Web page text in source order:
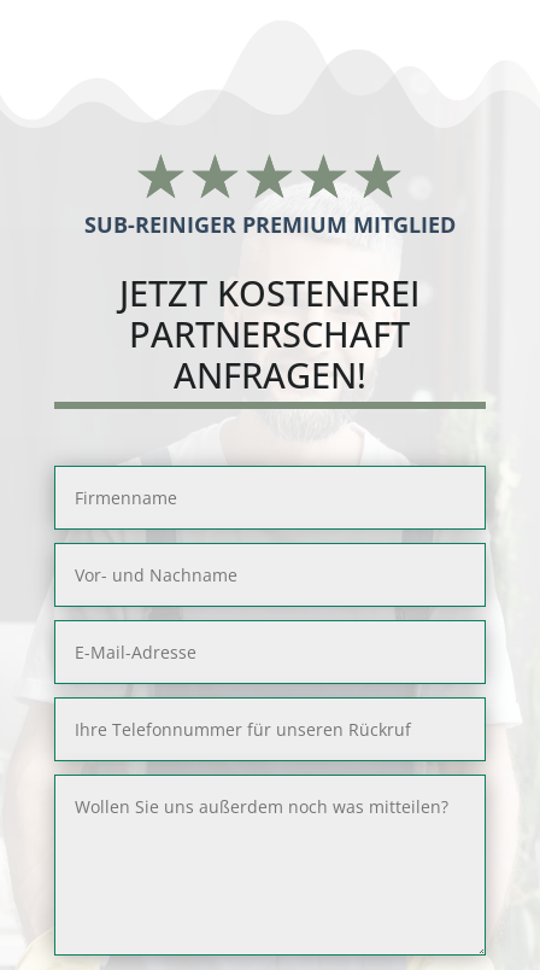
☆☆☆☆☆
SUB-REINIGER PREMIUM MITGLIED
JETZT KOSTENFREI
PARTNERSCHAFT
ANFRAGEN!